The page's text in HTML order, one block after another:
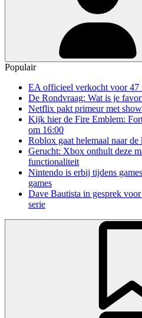
Populair
EA officieel verkocht voor 47
De Rondvraag: Wat is je
Netflix pakt primeur met
Kijk hier de Fire Emblem:
om 16:00
Roblox gaat helemaal naar
Gerucht: Xbox onthult deze
functionaliteit
Nintendo is erbij tijdens
games
Dave Bautista in gesprek
serie